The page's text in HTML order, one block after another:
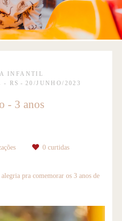
INFANTIL
- RS
20/JUNHO/2023
- 3 anos
0curtidas
pra comemorar os 3 anos de